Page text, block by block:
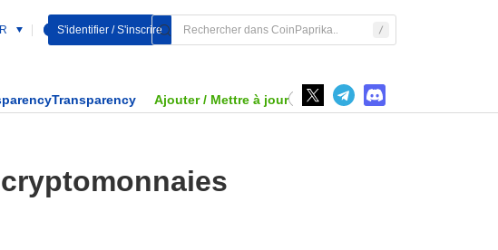
S'identifier / S'inscrire
Ajouter / Mettre à jour